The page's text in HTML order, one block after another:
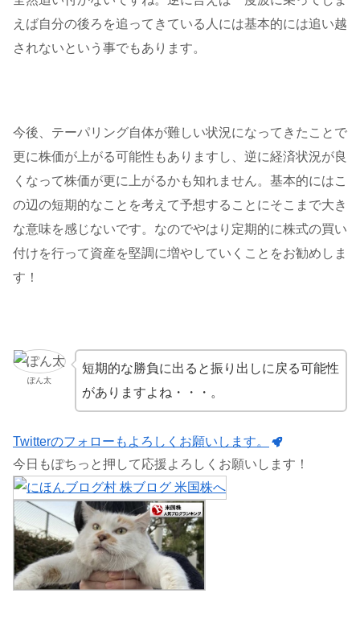
えば自分の後ろを追ってきている人には基本的には追い越
されないという事でもあります。
今後、テーパリング自体が難しい状況になってきたことで
更に株価が上がる可能性もありますし、逆に経済状況が良
くなって株価が更に上がるかも知れません。基本的にはこ
の辺の短期的なことを考えて予想することにそこまで大き
な意味を感じないです。なのでやはり定期的に株式の買い
付けを行って資産を堅調に増やしていくことをお勧めしま
す！
ぽん太
短期的な勝負に出ると振り出しに戻る可能性
がありますよね・・・。
Twitterのフォローもよろしくお願いします。
今日もぽちっと押して応援よろしくお願いします！